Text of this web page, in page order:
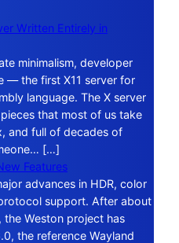
Written Entirely in
minimalism, developer
— the first X11 server for
language. The X server
that most of us take
and full of decades of
[…]
Features
advances in HDR, color
support. After about
Weston project has
the reference Wayland